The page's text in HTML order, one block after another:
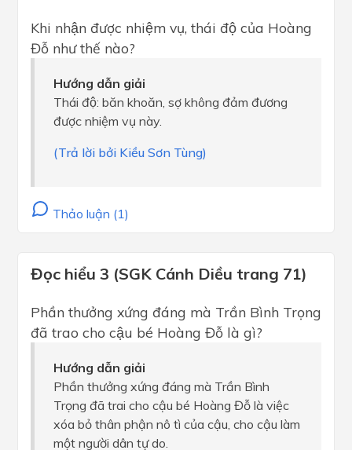
Khi nhận được nhiệm vụ, thái độ của Hoàng
Đỗ như thế nào?
Hướng dẫn giải
Thái độ: băn khoăn, sợ không đảm đương
được nhiệm vụ này.
(Trả lời bởi Kiều Sơn Tùng)
Thảo luận (1)
Đọc hiểu 3 (SGK Cánh Diều trang 71)
Phần thưởng xứng đáng mà Trần Bình Trọng
đã trao cho cậu bé Hoàng Đỗ là gì?
Hướng dẫn giải
Phần thưởng xứng đáng mà Trần Bình
Trọng đã trai cho cậu bé Hoàng Đỗ là việc
xóa bỏ thân phận nô tì của cậu, cho cậu làm
một người dân tự do.